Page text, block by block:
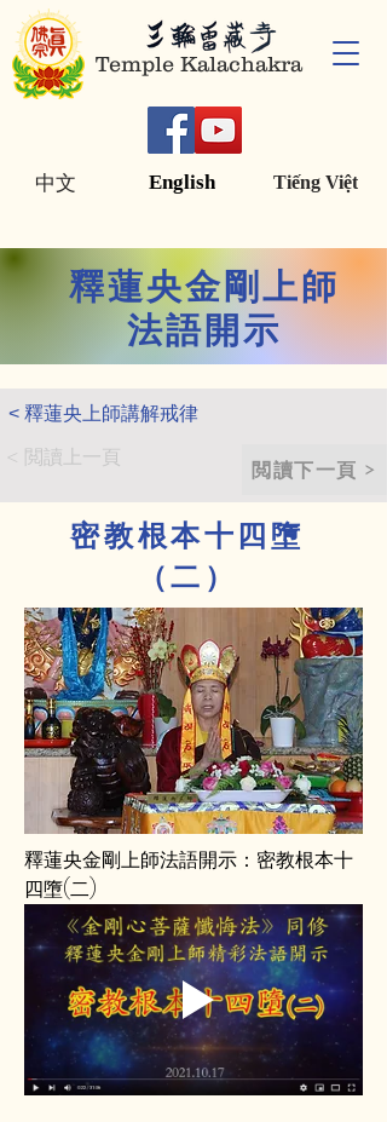
Temple Kalachakra
English Tiếng Việt
中文
釋蓮央金剛上師
法語開示
< 閲讀上一頁
密教根本十四墮
（二）
釋蓮央金剛上師法語開示：密教根本十
四墮(二)
< 釋蓮央上師講解戒律
閲讀下一頁